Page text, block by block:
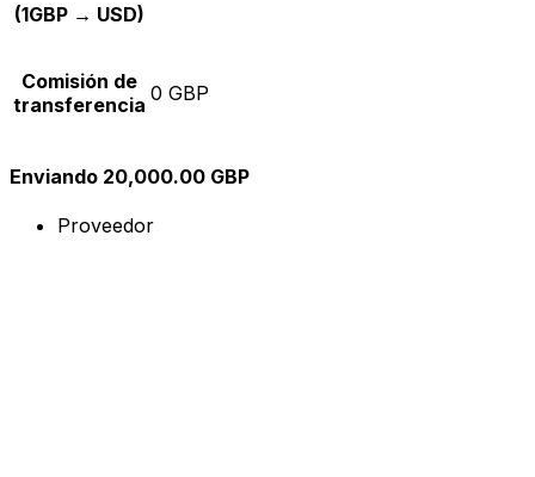
(1GBP → USD)
Comisión de
transferencia 0 GBP
Enviando 20,000.00 GBP
Proveedor